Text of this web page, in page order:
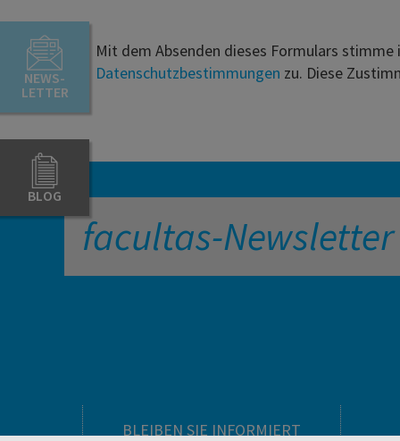
NEWS-
LETTER
BLOG
Mit dem Absenden dieses Formulars
Datenschutzbestimmungen zu. Diese
facultas-Newsletter
BLEIBEN SIE INFORMIERT